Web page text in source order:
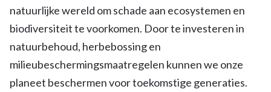
natuurlijke wereld om schade aan ecosystemen en
biodiversiteit te voorkomen. Door te investeren in
natuurbehoud, herbebossing en
milieubeschermingsmaatregelen kunnen we onze
planeet beschermen voor toekomstige generaties.